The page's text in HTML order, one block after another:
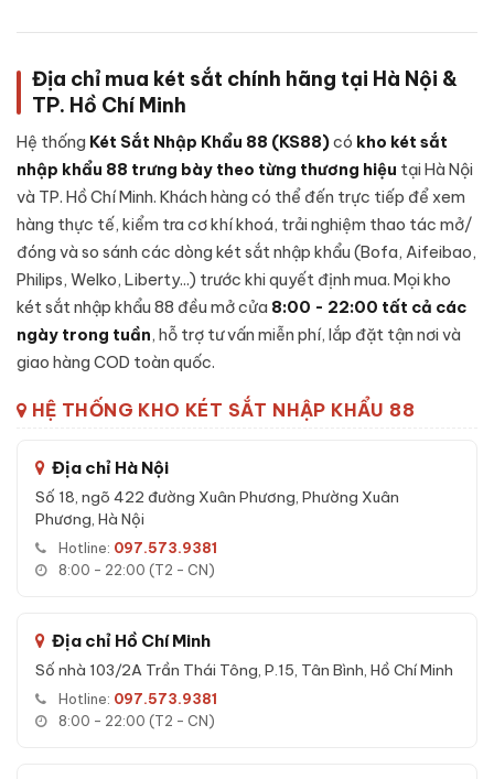
Đổi trả 7 ngày nếu lỗi NSX, hỗ trợ kỹ thuật trọn đời
Hotline KS88: 0975.739.381 / Zalo 24/7
Hóa đơn VAT đầy đủ, có dấu công ty
Đặt mua Két sắt Aifeibao XDLB-80 vân tay
chính hãng
Liên hệKetSatNhapKhau88.comhotline 0975.739.381 để
được tư vấn miễn phí, hoặc đặt online ship 24h cho đơn HN &
HCM, COD toàn quốc.
tay chính hãng
Kích thước & Trọng lượng
Kích thước ngoài: C80 x R46 x S38 cm
Địa chỉ mua két sắt chính hãng tại Hà Nội &
TP. Hồ Chí Minh
Hệ thống Két Sắt Nhập Khẩu 88 (KS88)có kho két sắt
nhập khẩu 88 trưng bày theo từng thương hiệu tại Hà Nội
và TP. Hồ Chí Minh. Khách hàng có thể đến trực tiếp để xem
hàng thực tế, kiểm tra cơ khí khoá, trải nghiệm thao tác mở/
đóng và so sánh các dòng két sắt nhập khẩu (Bofa, Aifeibao,
Philips, Welko, Liberty...) trước khi quyết định mua. Mọi kho
két sắt nhập khẩu 88 đều mở cửa 8:00 - 22:00 tất cả các
ngày trong tuần, hỗ trợ tư vấn miễn phí, lắp đặt tận nơi và
giao hàng COD toàn quốc.
HỆ THỐNG KHO KÉT SẮT NHẬP KHẨU 88
Địa chỉ Hà Nội
Số 18, ngõ 422 đường Xuân Phương, Phường Xuân
Phương, Hà Nội
Hotline: 097.573.9381
8:00 - 22:00 (T2 - CN)
Địa chỉ Hồ Chí Minh
Số nhà 103/2A Trần Thái Tông, P.15, Tân Bình, Hồ Chí Minh
Hotline: 097.573.9381
8:00 - 22:00 (T2 - CN)